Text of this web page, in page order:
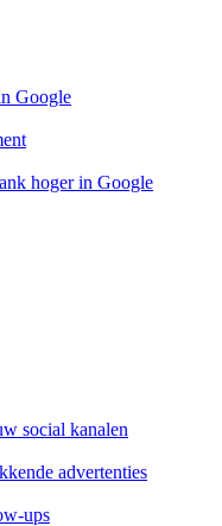
Google
hoger in Google
social kanalen
advertenties
ups